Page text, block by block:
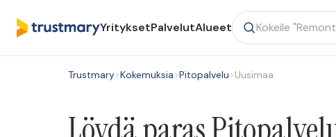
YrityksetPalvelutAlueet
Trustmary>Kokemuksia>Pitopalvelu>Uusimaa